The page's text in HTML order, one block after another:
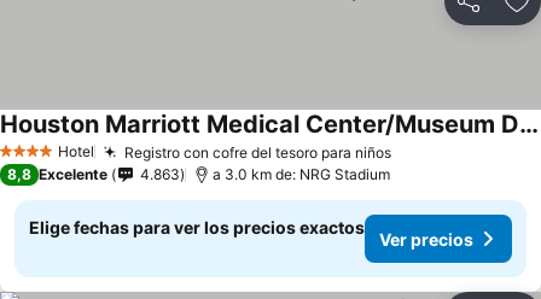
Compartir
4 EstrellasHotel Registro con cofre del tesoro para niñosVer precios
Houston Marriott Medical Center/Museum District
Ver precios
8,8 Excelente 4.863 a 3.0 km de: NRG Stadium
Elige fechas para ver los precios exactos
Ver precios